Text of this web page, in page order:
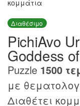
κομμάτια
Διαθέσιμο
PichiAvo
Goddess
Puzzle 1500
με
Διαθέτει